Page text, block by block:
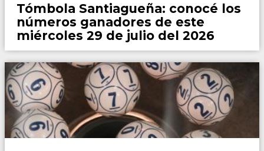
Tómbola Santiagueña: conocé los
números ganadores de este
miércoles 29 de julio del 2026